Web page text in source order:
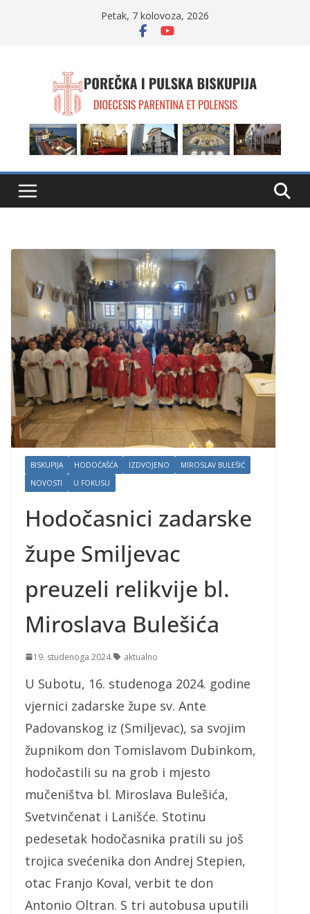
Petak, 7 kolovoza, 2026
BISKUPIJA HODOČAŠĆA IZDVOJENO
MIROSLAV BULEŠIĆ
NOVOSTI
U FOKUSU
Hodočasnici zadarske
župe Smiljevac
preuzeli relikvije bl.
Miroslava Bulešića
19. studenoga 2024. aktualno
U Subotu, 16. studenoga 2024. godine
vjernici zadarske župe sv. Ante
Padovanskog iz (Smiljevac), sa svojim
župnikom don Tomislavom Dubinkom,
hodočastili su na grob i mjesto
mučeništva bl. Miroslava Bulešića,
Svetvinčenat i Lanišće. Stotinu
pedesetak hodočasnika pratili su još
trojica svećenika don Andrej Stepien,
otac Franjo Koval, verbit te don
Antonio Oltran. S tri autobusa uputili